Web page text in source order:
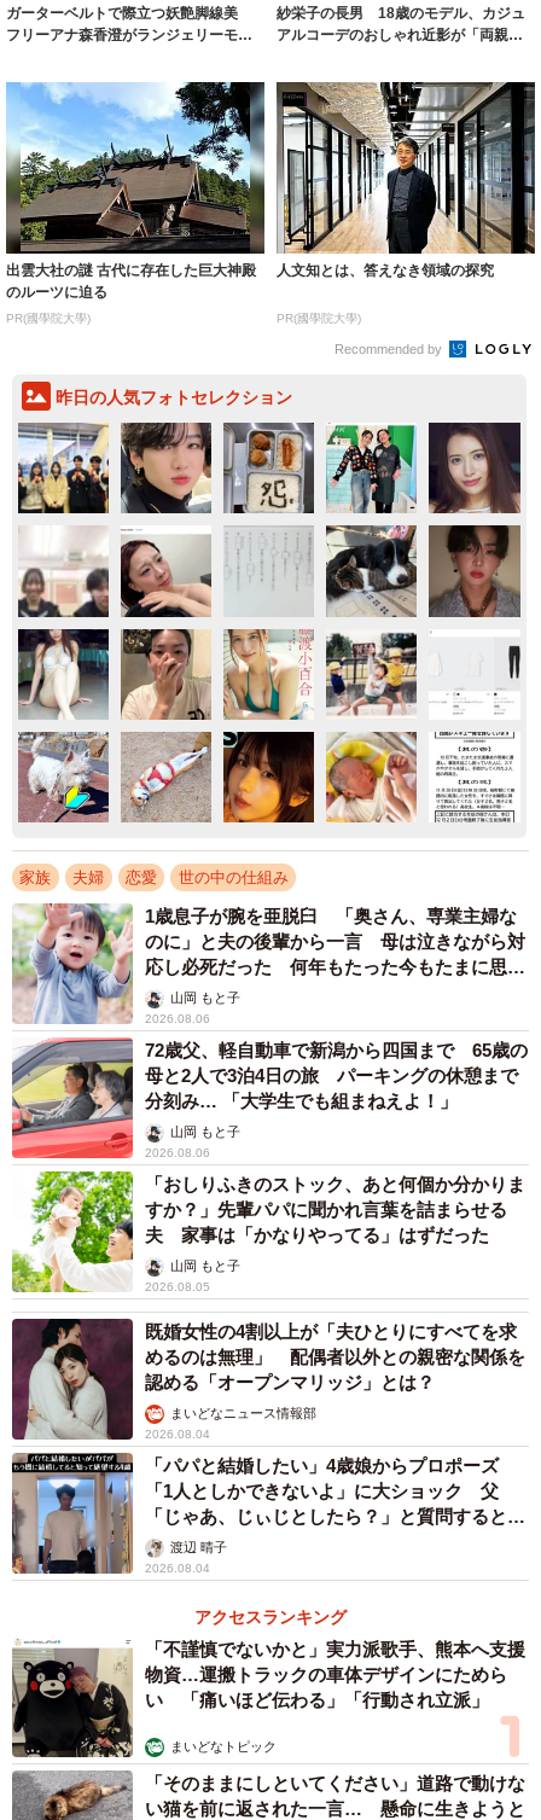
ガーターベルトで際立つ妖艶脚線美
フリーアナ森香澄がランジェリーモデ
紗栄子の長男 18歳のモデル、カジュ
アルコーデのおしゃれ近影が「両親の
出雲大社の謎 古代に存在した巨大神殿
のルーツに迫る
PR(國學院大學)
人文知とは、答えなき領域の探究
PR(國學院大學)
Recommended by
昨日の人気フォトセレクション
家族 夫婦 恋愛 世の中の仕組み
1歳息子が腕を亜脱臼 「奥さん、専業主婦な
のに」と夫の後輩から一言 母は泣きながら対
応し必死だった 何年もたった今もたまに思い
出し…山岡 もと子
2026.08.06
72歳父、軽自動車で新潟から四国まで 65歳の
母と2人で3泊4日の旅 パーキングの休憩まで
分刻み… 「大学生でも組まねえよ！」
山岡 もと子
2026.08.06
「おしりふきのストック、あと何個か分かりま
すか？」先輩パパに聞かれ言葉を詰まらせる
夫 家事は「かなりやってる」はずだった
山岡 もと子
2026.08.05
既婚女性の4割以上が「夫ひとりにすべてを求
めるのは無理」 配偶者以外との親密な関係を
認める「オープンマリッジ」とは？
まいどなニュース情報部
2026.08.04
「パパと結婚したい」4歳娘からプロポーズ
「1人としかできないよ」に大ショック 父
「じゃあ、じぃじとしたら？」と質問すると…
渡辺 晴子
2026.08.04
アクセスランキング
「不謹慎でないかと」実力派歌手、熊本へ支援
物資…運搬トラックの車体デザインにためら
い 「痛いほど伝わる」「行動され立派」
まいどなトピック
「そのままにしといてください」道路で動けな
い猫を前に返された一言… 懸命に生きようと